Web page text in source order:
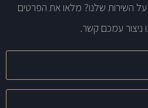
השירות שלנו? מלאו את הפרטים
ניצור עמכם קשר.